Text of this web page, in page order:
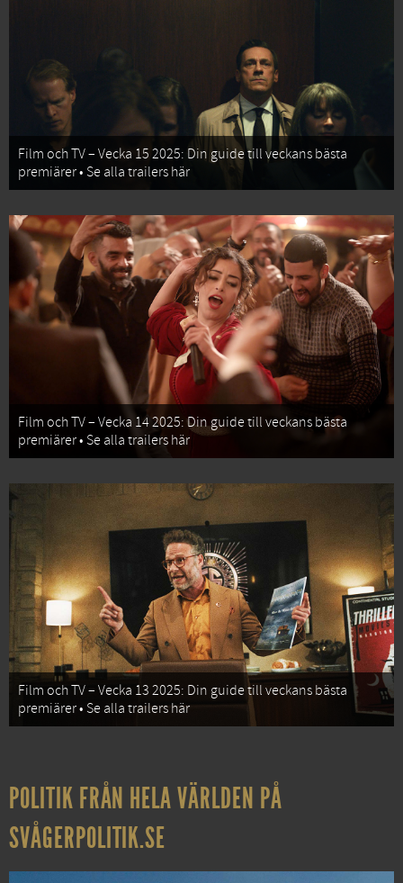
Film och TV – Vecka 15 2025: Din guide till veckans bästa
premiärer • Se alla trailers här
Film och TV – Vecka 14 2025: Din guide till veckans bästa
premiärer • Se alla trailers här
Film och TV – Vecka 13 2025: Din guide till veckans bästa
premiärer • Se alla trailers här
POLITIK FRÅN HELA VÄRLDEN PÅ
SVÅGERPOLITIK.SE